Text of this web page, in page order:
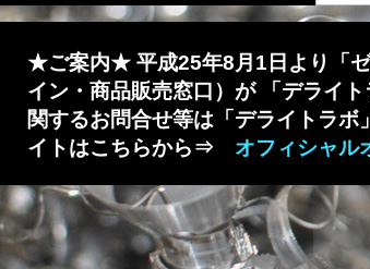
★ご案内★ 平成25年8月1日より「
イン・商品販売窓口）が 「デライ
関するお問合せ等は「デライトラ
イトはこちらから⇒ オフィシャル